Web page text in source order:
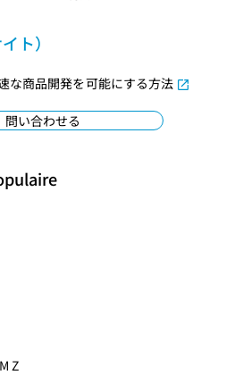
ト）
な商品開発を可能にする方法
問い合わせる
Z